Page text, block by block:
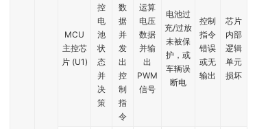
MCU
主控芯
片 (U1)
控
电
池
状
态
并
决
策
数
据
并
发
出
控
制
指
令
运算
电压
数据
并输
出
PWM
信号
电池过
充/过放
未被保
护，或
车辆误
断电
控制
指令
错误
或无
输出
芯片
内部
逻辑
单元
损坏